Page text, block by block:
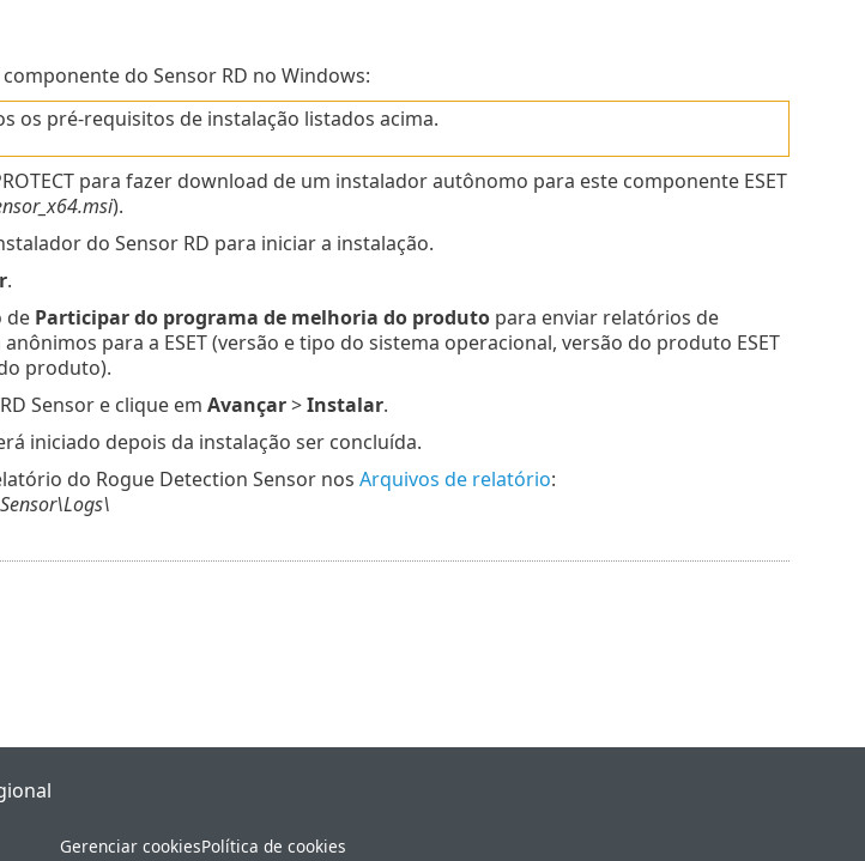
do Sensor RD no Windows:
os pré-requisitos de instalação listados acima.
para fazer download de um instalador autônomo para este componente ESET
).
do Sensor RD para iniciar a instalação.
.
de Participar do programa de melhoria do produtopara enviar relatórios de
para a ESET (versão e tipo do sistema operacional, versão do produto ESET
produto).
Sensor e clique em Avançar>Instalar.
iniciado depois da instalação ser concluída.
do Rogue Detection Sensor nos Arquivos de relatório:
Gerenciar cookiesPolítica de cookies